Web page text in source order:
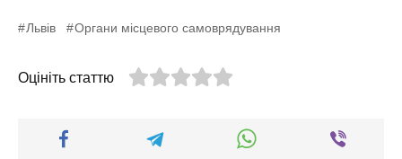
Львів Органи місцевого самоврядування
Оцініть статтю